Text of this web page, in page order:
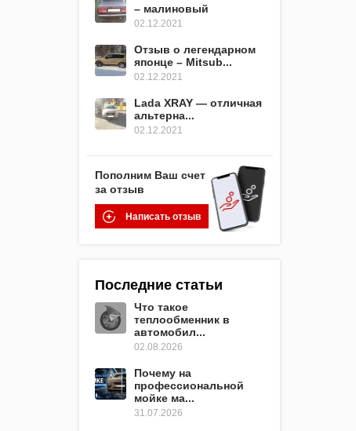
– малиновый
02.12.2021
Отзыв о легендарном
японце – Mitsub...
02.12.2021
Lada XRAY — отличная
альтерна...
02.12.2021
Пополним Ваш счет
за отзыв
Написать отзыв
Последние статьи
Что такое
теплообменник в
автомобил...
02.08.2026
Почему на
профессиональной
мойке ма...
31.07.2026